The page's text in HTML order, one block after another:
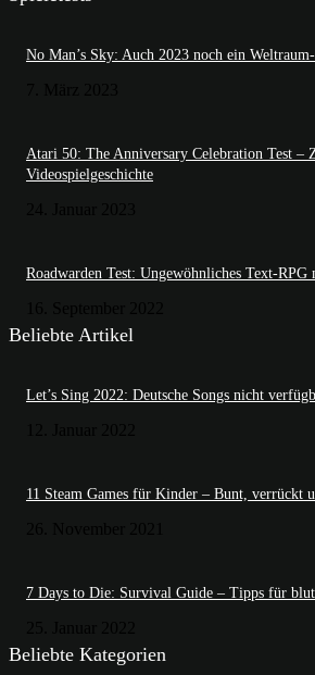
No Man’s Sky: Auch 2023 noch ein
Atari 50: The Anniversary Celebration Test –
Videospielgeschichte
Roadwarden Test: Ungewöhnliches Text-RPG
Beliebte Artikel
Let’s Sing 2022: Deutsche Songs nicht
11 Steam Games für Kinder – Bunt, verrückt
7 Days to Die: Survival Guide – Tipps für
Beliebte Kategorien